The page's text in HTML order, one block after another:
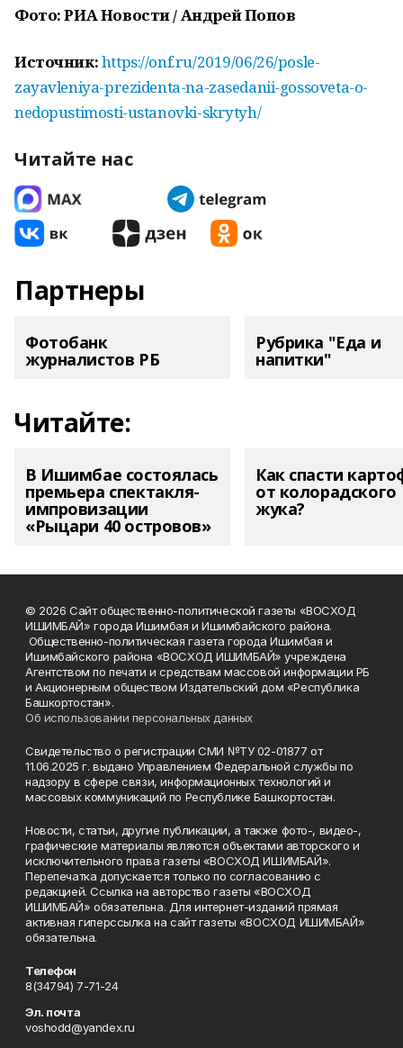
Фото: РИА Новости / Андрей Попов
Источник:https://onf.ru/2019/06/26/posle-
zayavleniya-prezidenta-na-zasedanii-gossoveta-o-
nedopustimosti-ustanovki-skrytyh/
Читайте нас
Партнеры
Фотобанк
журналистов РБ
Рубрика "Еда и
напитки"
Читайте:
В Ишимбае состоялась
премьера спектакля-
импровизации
«Рыцари 40 островов»
Как спасти
от колорадского
жука?
© 2026 Сайт общественно-политической газеты «ВОСХОД
ИШИМБАЙ» города Ишимбая и Ишимбайского района.
Общественно-политическая газета города Ишимбая и
Ишимбайского района «ВОСХОД ИШИМБАЙ» учреждена
Агентством по печати и средствам массовой информации РБ
и Акционерным обществом Издательский дом «Республика
Башкортостан».
Об использовании персональных данных
Свидетельство о регистрации СМИ №ТУ 02-01877 от
11.06.2025 г. выдано Управлением Федеральной службы по
надзору в сфере связи, информационных технологий и
массовых коммуникаций по Республике Башкортостан.
Новости, статьи, другие публикации, а также фото-, видео-,
графические материалы являются объектами авторского и
исключительного права газеты «ВОСХОД ИШИМБАЙ».
Перепечатка допускается только по согласованию с
редакцией. Ссылка на авторство газеты «ВОСХОД
ИШИМБАЙ» обязательна. Для интернет-изданий прямая
активная гиперссылка на сайт газеты «ВОСХОД ИШИМБАЙ»
обязательна.
Телефон
8(34794) 7-71-24
Эл. почта
voshodd@yandex.ru